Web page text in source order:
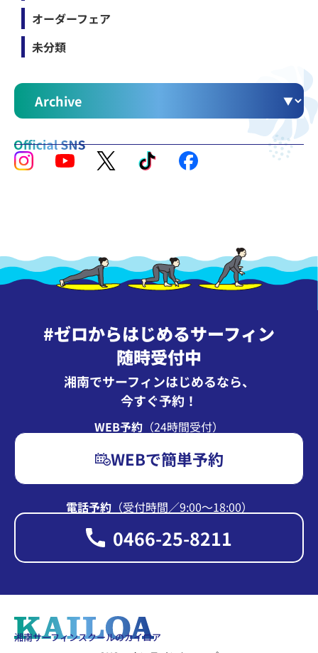
オーダーフェア
未分類
#ゼロからはじめるサーフィン
随時受付中
湘南でサーフィンはじめるなら、
今すぐ予約！
電話予約（受付時間∕9:00〜18:00）
0466-25-8211
WEB予約 （24時間受付）
WEBで簡単予約
湘南サーフィンスクールのカイロア